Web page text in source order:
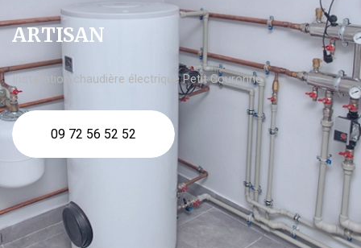
ARTISAN
Installation chaudière électrique Petit Couronne
09 72 56 52 52